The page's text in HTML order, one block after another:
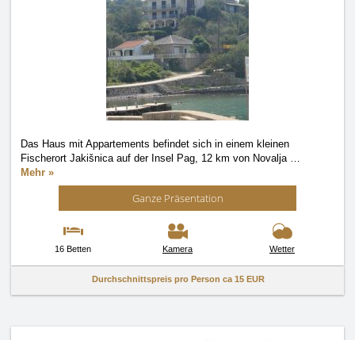
Das Haus mit Appartements befindet sich in einem kleinen
Fischerort Jakišnica auf der Insel Pag, 12 km von Novalja …
Mehr »
Ganze Präsentation
16 Betten Kamera Wetter
Durchschnittspreis pro Person ca 15 EUR